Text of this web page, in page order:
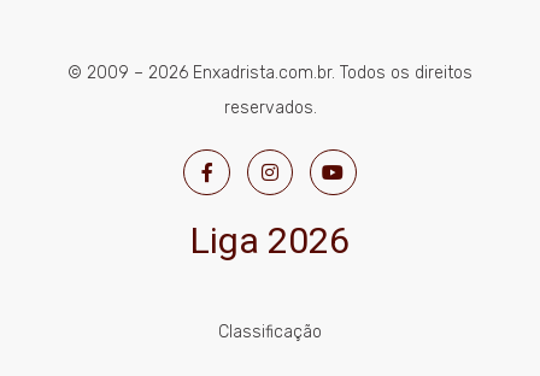
© 2009 – 2026 Enxadrista.com.br. Todos os direitos
reservados.
Liga 2026
Classificação